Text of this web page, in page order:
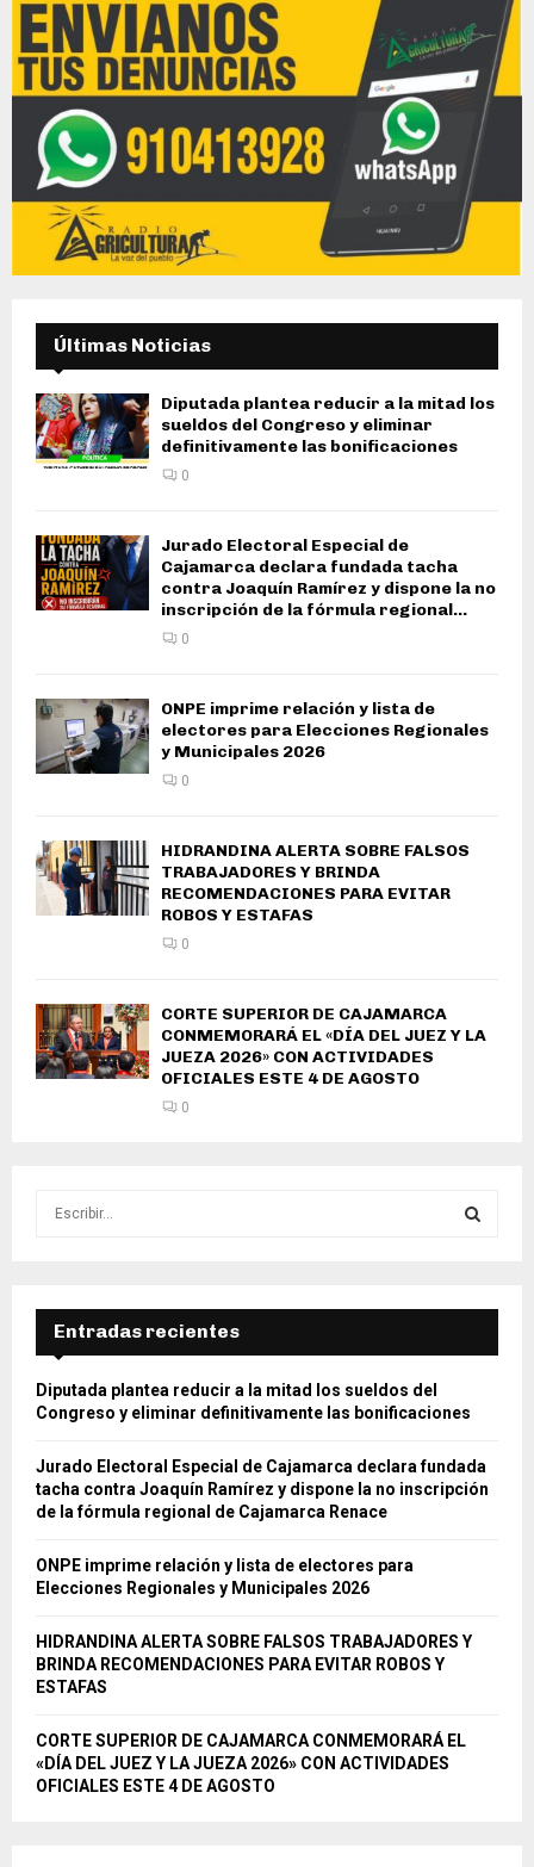
Últimas Noticias
Diputada plantea reducir a la mitad los
sueldos del Congreso y eliminar
definitivamente las bonificaciones
0
Jurado Electoral Especial de
Cajamarca declara fundada tacha
contra Joaquín Ramírez y dispone la no
inscripción de la fórmula regional...
0
ONPE imprime relación y lista de
electores para Elecciones Regionales
y Municipales 2026
0
HIDRANDINA ALERTA SOBRE FALSOS
TRABAJADORES Y BRINDA
RECOMENDACIONES PARA EVITAR
ROBOS Y ESTAFAS
0
CORTE SUPERIOR DE CAJAMARCA
CONMEMORARÁ EL «DÍA DEL JUEZ Y LA
JUEZA 2026» CON ACTIVIDADES
OFICIALES ESTE 4 DE AGOSTO
0
f
r
E
A
H
Entradas recientes
Diputada plantea reducir a la mitad los sueldos del
Congreso y eliminar definitivamente las bonificaciones
Jurado Electoral Especial de Cajamarca declara fundada
tacha contra Joaquín Ramírez y dispone la no inscripción
de la fórmula regional de Cajamarca Renace
ONPE imprime relación y lista de electores para
Elecciones Regionales y Municipales 2026
HIDRANDINA ALERTA SOBRE FALSOS TRABAJADORES Y
BRINDA RECOMENDACIONES PARA EVITAR ROBOS Y
ESTAFAS
CORTE SUPERIOR DE CAJAMARCA CONMEMORARÁ EL
«DÍA DEL JUEZ Y LA JUEZA 2026» CON ACTIVIDADES
OFICIALES ESTE 4 DE AGOSTO